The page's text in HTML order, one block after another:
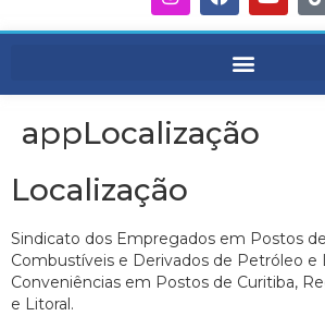
appLocalização
Localização
Sindicato dos Empregados em Postos
Combustíveis e Derivados de Petróleo e
Conveniências em Postos de Curitiba,
e Litoral.